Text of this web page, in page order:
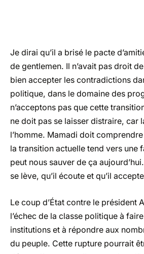
Je dirai qu’il a brisé le pacte
de gentlemen. Il n’avait pas droit
bien accepter les contradictions
politique, dans le domaine des
n’acceptons pas que cette
ne doit pas se laisser distraire, car
l’homme. Mamadi doit comprendre
la transition actuelle tend vers une
peut nous sauver de ça aujourd’hui.
se lève, qu’il écoute et qu’il
Le coup d’État contre le président
l’échec de la classe politique à
institutions et à répondre aux
du peuple. Cette rupture pourrait